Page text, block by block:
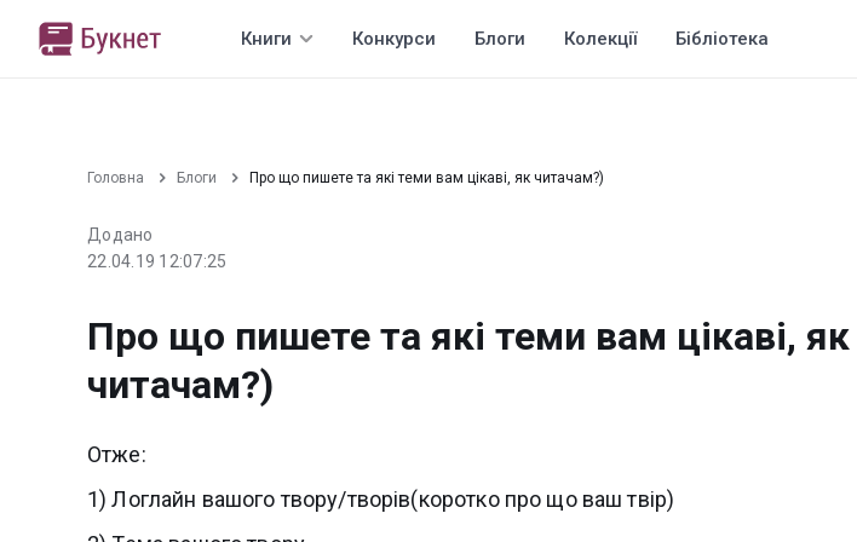
Книги Конкурси Блоги Колекції Бібліотека
Головна Блоги Про що пишете та які теми вам цікаві, як читачам?)
Додано
22.04.19 12:07:25
Про що пишете та які теми вам цікаві, як
читачам?)
Отже:
1) Логлайн вашого твору/творів(коротко про що ваш твір)